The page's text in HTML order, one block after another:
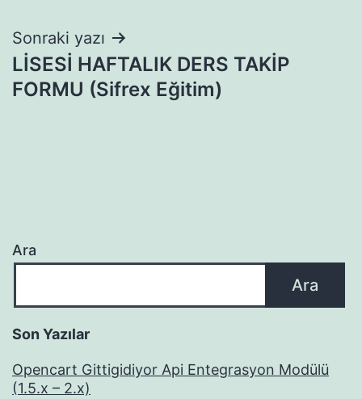
Sonraki yazı
LİSESİ HAFTALIK DERS TAKİP
FORMU (Sifrex Eğitim)
Ara
Ara
Son Yazılar
Opencart Gittigidiyor Api Entegrasyon Modülü
(1.5.x – 2.x)